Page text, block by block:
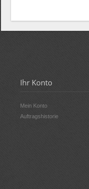
Ihr Konto
Mein Konto
Auftragshistorie